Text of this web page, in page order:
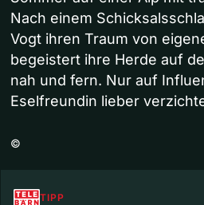
Nach einem
Vogt ihren Traum von
begeistert ihre Herde auf
nah und fern. Nur auf
Eselfreundin lieber
©
TIPP